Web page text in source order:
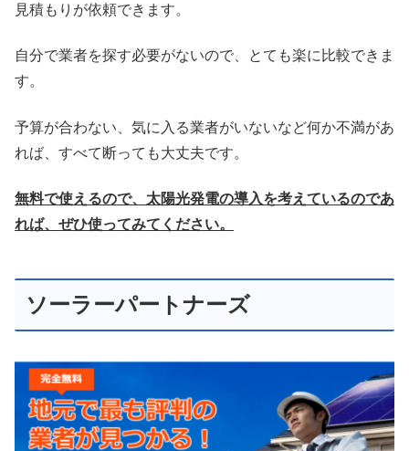
見積もりが依頼できます。
自分で業者を探す必要がないので、とても楽に比較できま
す。
予算が合わない、気に入る業者がいないなど何か不満があ
れば、すべて断っても大丈夫です。
無料で使えるので、太陽光発電の導入を考えているのであ
れば、ぜひ使ってみてください。
ソーラーパートナーズ